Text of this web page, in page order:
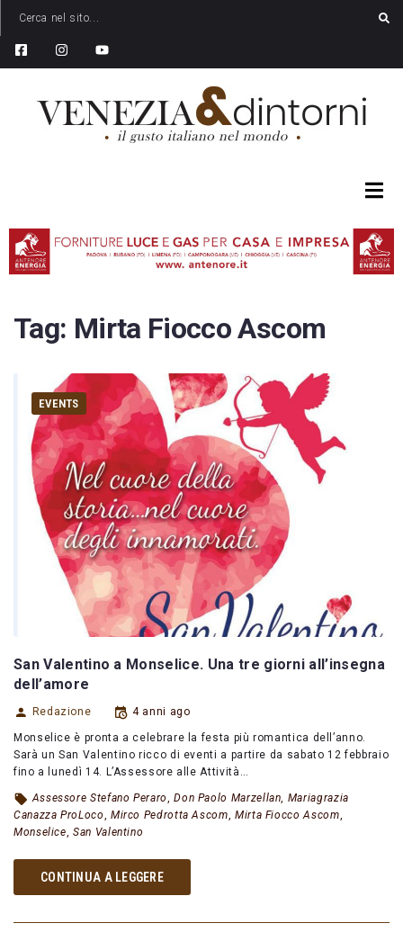
Tag: Mirta Fiocco Ascom
EVENTS
San Valentino a Monselice. Una tre giorni all’insegna
dell’amore
Redazione 4 anni ago
Monselice è pronta a celebrare la festa più romantica dell’anno.
Sarà un San Valentino ricco di eventi a partire da sabato 12 febbraio
fino a lunedì 14. L’Assessore alle Attività…
Assessore Stefano Peraro,Don Paolo Marzellan, Mariagrazia
Canazza ProLoco, Mirco Pedrotta Ascom, Mirta Fiocco Ascom,
Monselice,San Valentino
CONTINUA A LEGGERE